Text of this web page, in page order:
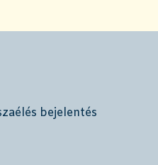
bejelentés